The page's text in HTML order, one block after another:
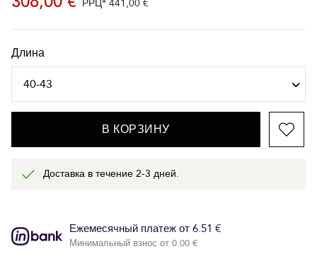
РРЦ* 441,00 €
Длина
В КОРЗИНУ
Доставка в течение 2-3 дней.
Ежемесячный платеж от 6.51 €
Минимальный взнос от 0.00 €